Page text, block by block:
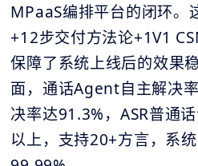
MPaaS编排平台的闭环。
+12步交付方法论+1V1
保障了系统上线后的效果
面，通话Agent自主解决
决率达91.3%，ASR普通
以上，支持20+方言，系